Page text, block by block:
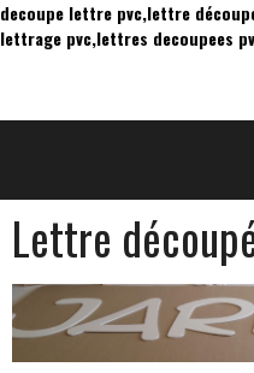
decoupe lettre pvc,lettre
lettrage pvc,lettres decoupees
Lettre